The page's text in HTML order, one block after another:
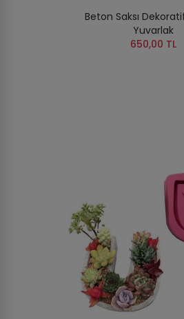
Beton Saksı
Yuvarlak
650,00 TL